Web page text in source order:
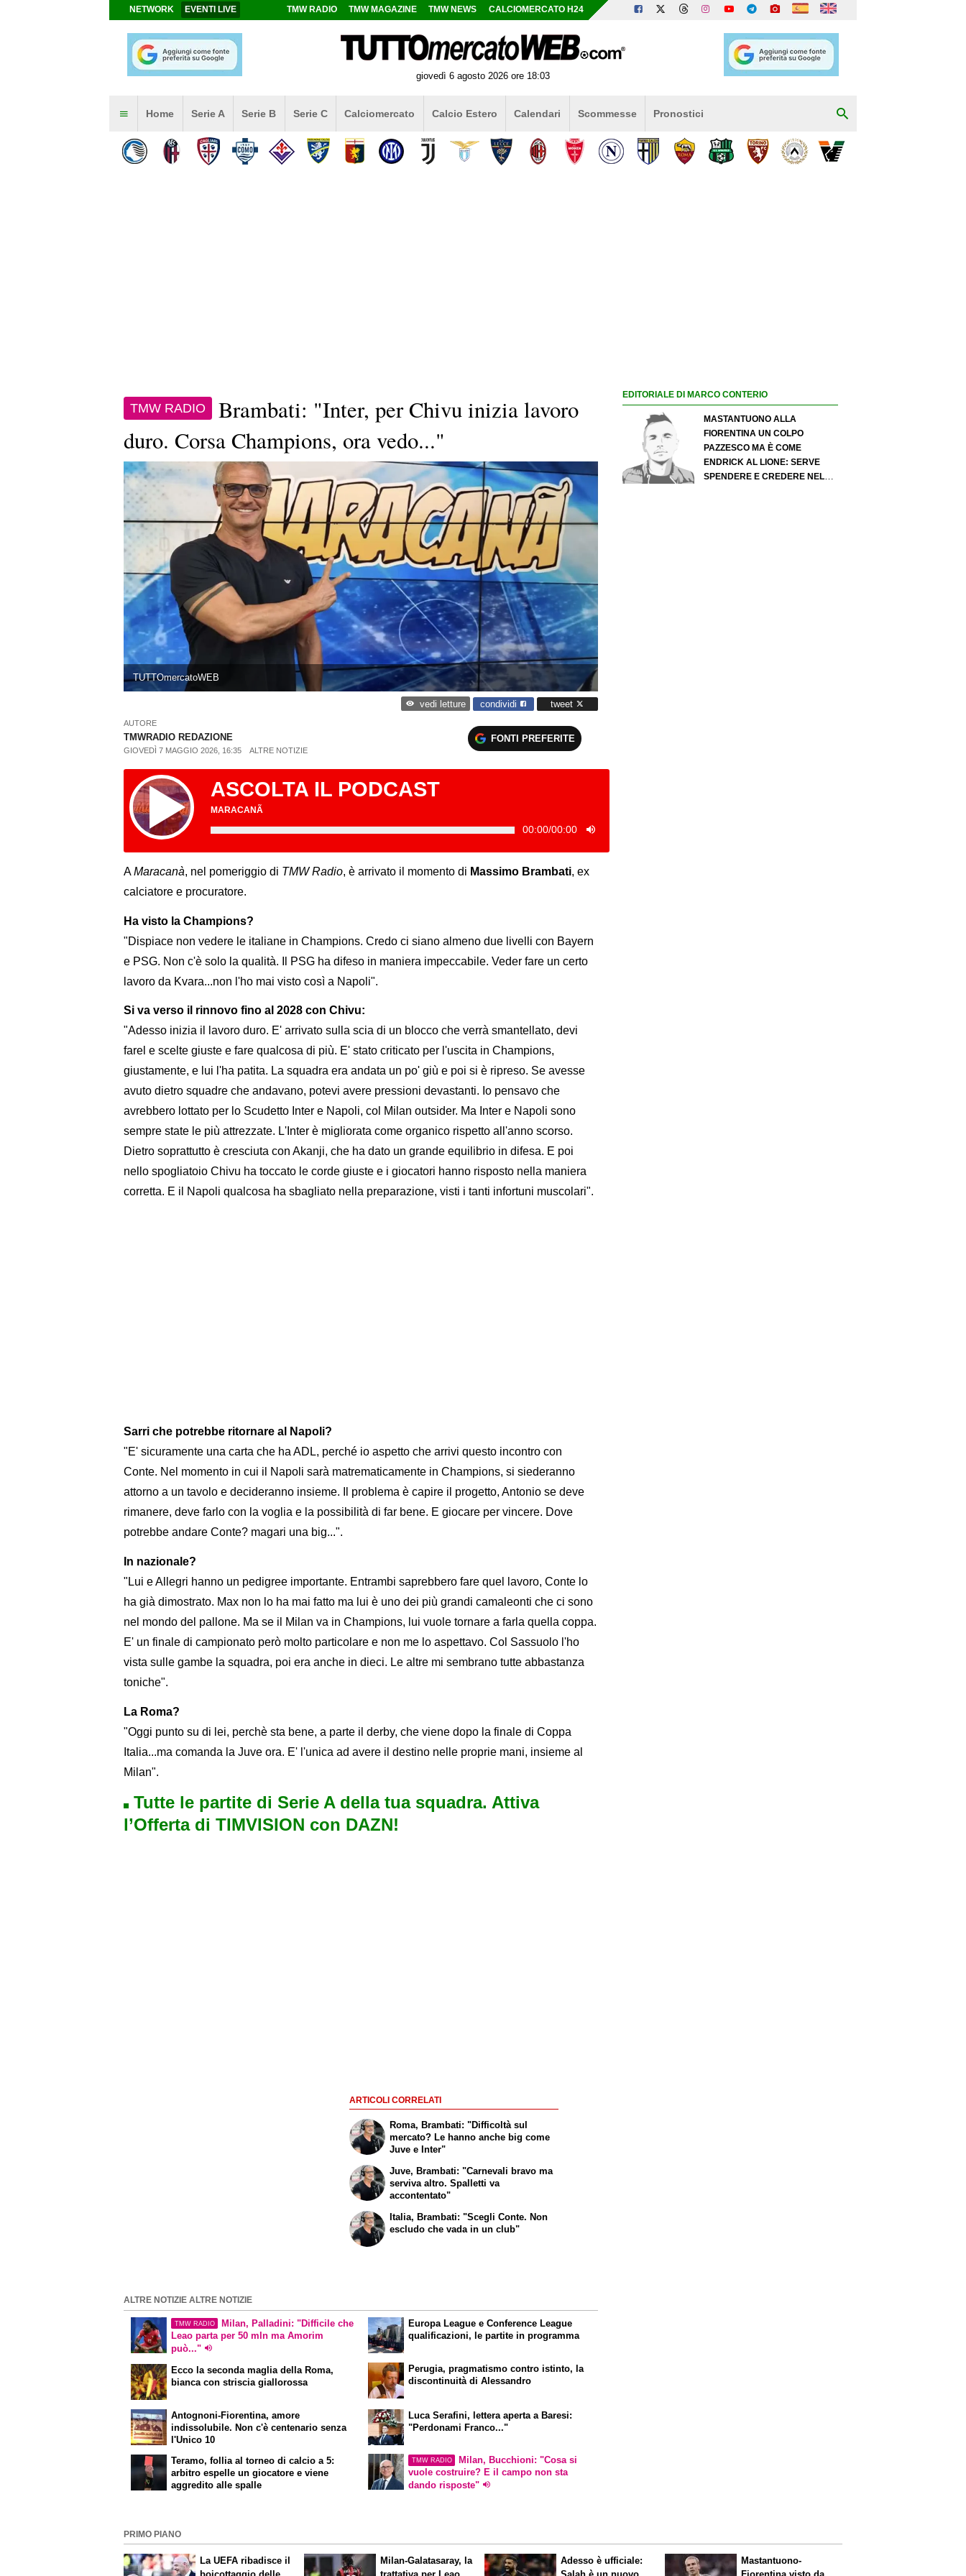
NETWORK EVENTI LIVE TMW RADIO TMW MAGAZINE TMW NEWS CALCIOMERCATO H24
giovedì 6 agosto 2026 ore 18:03
Home Serie A Serie B Serie C Calciomercato Calcio Estero Calendari Scommesse Pronostici
TMW RADIO
Brambati: "Inter, per Chivu inizia lavoro
duro. Corsa Champions, ora vedo..."
TUTTOmercatoWEB
vedi letture condividi tweet
AUTORE
TMWRADIO REDAZIONE
GIOVEDÌ 7 MAGGIO 2026, 16:35 ALTRE NOTIZIE
FONTI PREFERITE
ASCOLTA IL PODCAST
MARACANÃ
00:00/00:00
AMaracanà, nel pomeriggio di TMW Radio, è arrivato il momento di Massimo Brambati, ex
calciatore e procuratore.
Ha visto la Champions?
"Dispiace non vedere le italiane in Champions. Credo ci siano almeno due livelli con Bayern
e PSG. Non c'è solo la qualità. Il PSG ha difeso in maniera impeccabile. Veder fare un certo
lavoro da Kvara...non l'ho mai visto così a Napoli".
Si va verso il rinnovo fino al 2028 con Chivu:
"Adesso inizia il lavoro duro. E' arrivato sulla scia di un blocco che verrà smantellato, devi
farel e scelte giuste e fare qualcosa di più. E' stato criticato per l'uscita in Champions,
giustamente, e lui l'ha patita. La squadra era andata un po' giù e poi si è ripreso. Se avesse
avuto dietro squadre che andavano, potevi avere pressioni devastanti. Io pensavo che
avrebbero lottato per lo Scudetto Inter e Napoli, col Milan outsider. Ma Inter e Napoli sono
sempre state le più attrezzate. L'Inter è migliorata come organico rispetto all'anno scorso.
Dietro soprattutto è cresciuta con Akanji, che ha dato un grande equilibrio in difesa. E poi
nello spogliatoio Chivu ha toccato le corde giuste e i giocatori hanno risposto nella maniera
corretta. E il Napoli qualcosa ha sbagliato nella preparazione, visti i tanti infortuni muscolari".
Sarri che potrebbe ritornare al Napoli?
"E' sicuramente una carta che ha ADL, perché io aspetto che arrivi questo incontro con
Conte. Nel momento in cui il Napoli sarà matrematicamente in Champions, si siederanno
attorno a un tavolo e decideranno insieme. Il problema è capire il progetto, Antonio se deve
rimanere, deve farlo con la voglia e la possibilità di far bene. E giocare per vincere. Dove
potrebbe andare Conte? magari una big...".
In nazionale?
"Lui e Allegri hanno un pedigree importante. Entrambi saprebbero fare quel lavoro, Conte lo
ha già dimostrato. Max non lo ha mai fatto ma lui è uno dei più grandi camaleonti che ci sono
nel mondo del pallone. Ma se il Milan va in Champions, lui vuole tornare a farla quella coppa.
E' un finale di campionato però molto particolare e non me lo aspettavo. Col Sassuolo l'ho
vista sulle gambe la squadra, poi era anche in dieci. Le altre mi sembrano tutte abbastanza
toniche".
La Roma?
"Oggi punto su di lei, perchè sta bene, a parte il derby, che viene dopo la finale di Coppa
Italia...ma comanda la Juve ora. E' l'unica ad avere il destino nelle proprie mani, insieme al
Milan".
Tutte le partite di Serie A della tua squadra. Attiva
l’Offerta di TIMVISION con DAZN!
ARTICOLI CORRELATI
Roma, Brambati: "Difficoltà sul
mercato? Le hanno anche big come
Juve e Inter"
Juve, Brambati: "Carnevali bravo ma
serviva altro. Spalletti va
accontentato"
Italia, Brambati: "Scegli Conte. Non
escludo che vada in un club"
ALTRE NOTIZIE ALTRE NOTIZIE
TMW RADIO
Milan, Palladini: "Difficile che
Leao parta per 50 mln ma Amorim
può..."
Ecco la seconda maglia della Roma,
bianca con striscia giallorossa
Europa League e Conference League
qualificazioni, le partite in programma
Perugia, pragmatismo contro istinto, la
discontinuità di Alessandro
Antognoni-Fiorentina, amore
indissolubile. Non c'è centenario senza
l'Unico 10
Teramo, follia al torneo di calcio a 5:
arbitro espelle un giocatore e viene
aggredito alle spalle
Luca Serafini, lettera aperta a Baresi:
"Perdonami Franco..."
TMW RADIO
Milan, Bucchioni: "Cosa si
vuole costruire? E il campo non sta
dando risposte"
EDITORIALE DI MARCO CONTERIO
MASTANTUONO ALLA
FIORENTINA UN COLPO
PAZZESCO MA È COME
ENDRICK AL LIONE: SERVE
SPENDERE E CREDERE NELLO
PRIMO PIANO
La UEFA ribadisce il
Milan-Galatasaray, la
Adesso è ufficiale:
Mastantuono-